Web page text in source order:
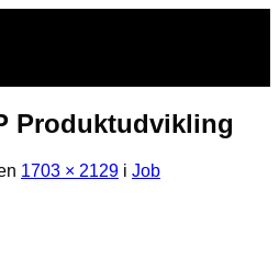
Produktudvikling
1703 × 2129 i Job